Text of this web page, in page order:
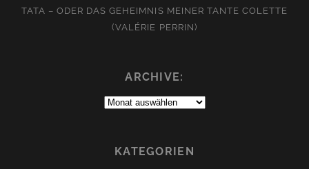
TATA – ODER DAS GEHEIMNIS MEINER TANTE COLETTE
(VALÉRIE PERRIN)
ARCHIVE:
Archive:
KATEGORIEN